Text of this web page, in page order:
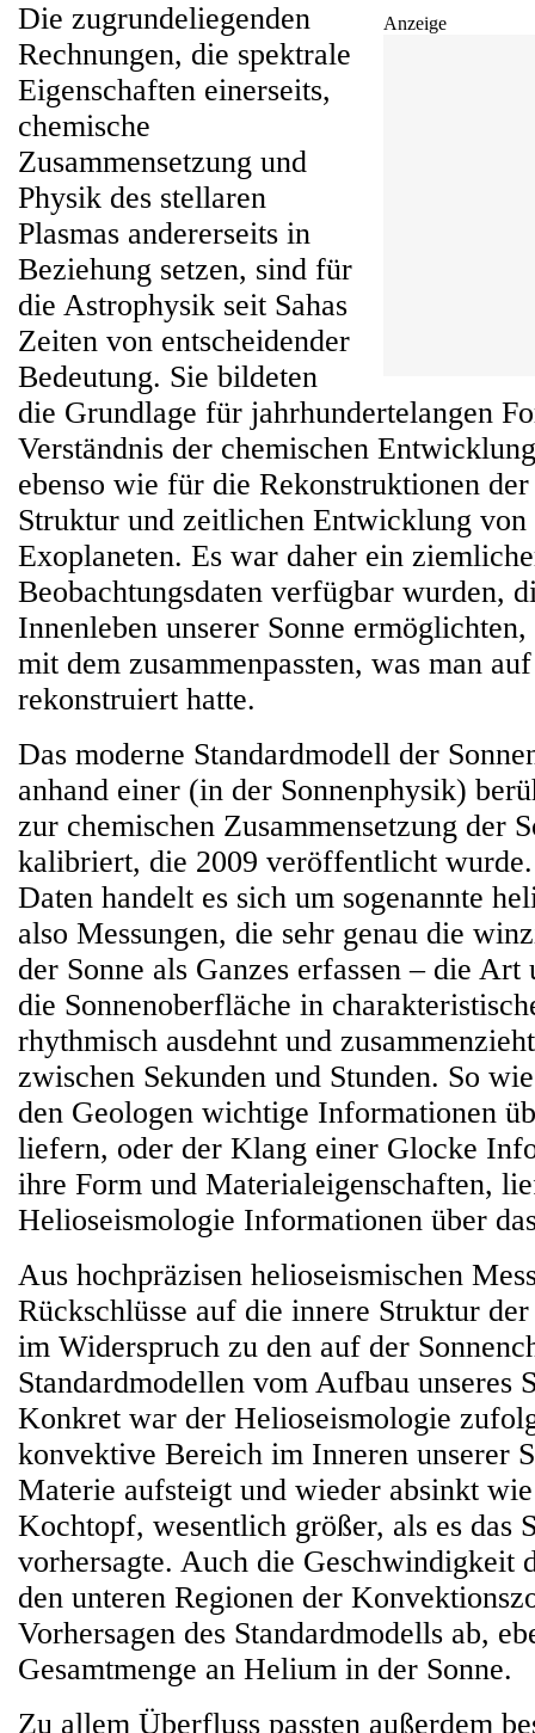
Anzeige
Die zugrundeliegenden
Rechnungen, die spektrale
Eigenschaften einerseits,
chemische
Zusammensetzung und
Physik des stellaren
Plasmas andererseits in
Beziehung setzen, sind für
die Astrophysik seit Sahas
Zeiten von entscheidender
Bedeutung. Sie bildeten
die Grundlage für jahrhundertelangen
Verständnis der chemischen
ebenso wie für die Rekonstruktionen
Struktur und zeitlichen Entwicklung von
Exoplaneten. Es war daher ein
Beobachtungsdaten verfügbar wurden,
Innenleben unserer Sonne
mit dem zusammenpassten, was man
rekonstruiert hatte.
Das moderne Standardmodell der
anhand einer (in der Sonnenphysik)
zur chemischen Zusammensetzung der
kalibriert, die 2009 veröffentlicht
Daten handelt es sich um sogenannte
also Messungen, die sehr genau die
der Sonne als Ganzes erfassen – die
die Sonnenoberfläche in
rhythmisch ausdehnt und
zwischen Sekunden und Stunden. So
den Geologen wichtige Informationen
liefern, oder der Klang einer Glocke
ihre Form und Materialeigenschaften,
Helioseismologie Informationen über
Aus hochpräzisen helioseismischen
Rückschlüsse auf die innere Struktur
im Widerspruch zu den auf der
Standardmodellen vom Aufbau unseres
Konkret war der Helioseismologie
konvektive Bereich im Inneren unserer
Materie aufsteigt und wieder absinkt
Kochtopf, wesentlich größer, als es das
vorhersagte. Auch die Geschwindigkeit
den unteren Regionen der
Vorhersagen des Standardmodells ab,
Gesamtmenge an Helium in der Sonne.
Zu allem Überfluss passten außerdem